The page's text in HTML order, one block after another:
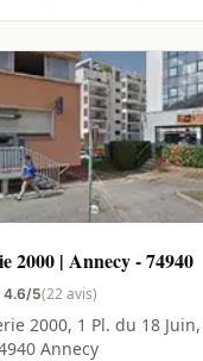
2000 | Annecy - 74940
4.6/5(22 avis)
2000, 1 Pl. du 18
Annecy